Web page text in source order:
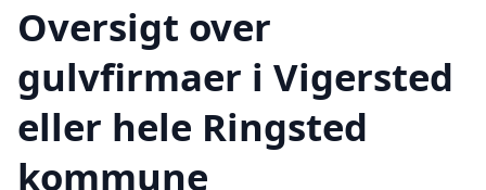
Oversigt over
gulvfirmaer i Vigersted
eller hele Ringsted
kommune